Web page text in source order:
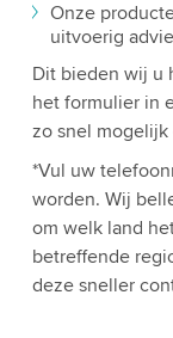
Onze
uitvoerig
Dit bieden wij u
het formulier in
zo snel
*Vul uw
worden. Wij
om welk land
betreffende
deze sneller